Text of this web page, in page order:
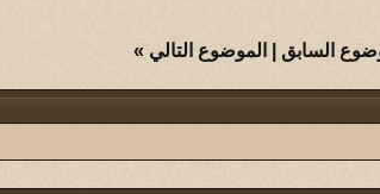
السابق الموضوع التالي »